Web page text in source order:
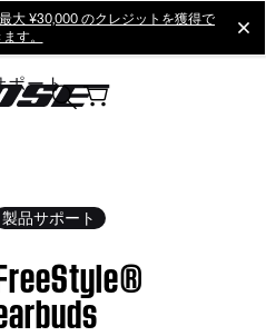
大 ¥30,000 のクレジットを獲得で
す。
ポート
製品サポート